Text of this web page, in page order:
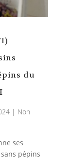
du
| Non
ses
pépins